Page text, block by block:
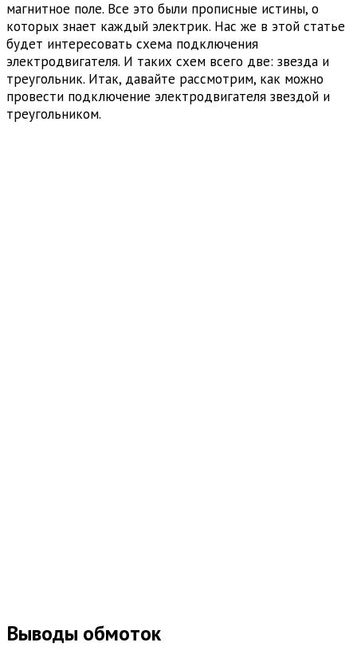
магнитное поле. Все это были прописные истины, о
которых знает каждый электрик. Нас же в этой статье
будет интересовать схема подключения
электродвигателя. И таких схем всего две: звезда и
треугольник. Итак, давайте рассмотрим, как можно
провести подключение электродвигателя звездой и
треугольником.
Выводы обмоток